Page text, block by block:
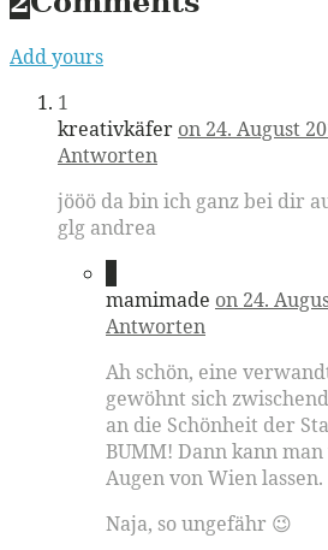
Add yours
1
kreativkäfer on 24. August
Antworten
jööö da bin ich ganz bei dir
glg andrea
mamimade on 24.
Antworten
Ah schön, eine
gewöhnt sich
an die Schönheit der
BUMM! Dann kann
Augen von Wien lassen.
Naja, so ungefähr 😉